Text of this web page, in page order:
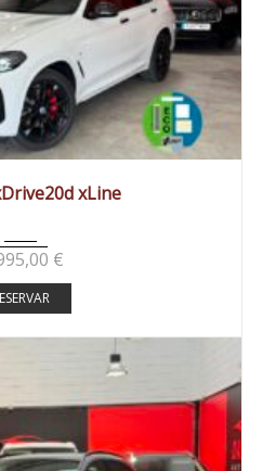
xLine
€